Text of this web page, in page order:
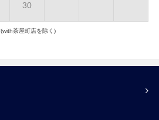
30
茶屋町店を除く)